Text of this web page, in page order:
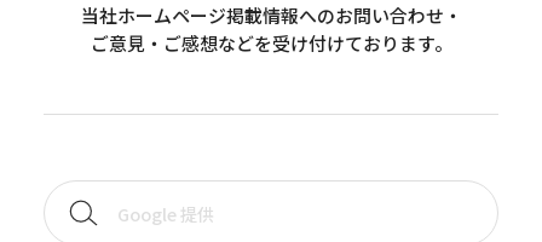
当社ホームページ掲載情報へのお問い合わせ・
ご意見・ご感想などを受け付けております。